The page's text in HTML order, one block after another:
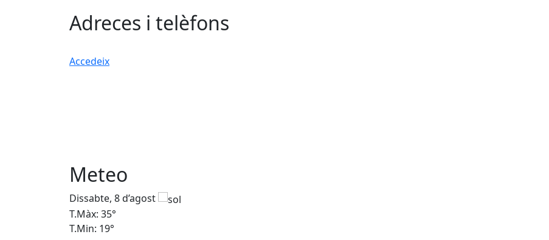
Adreces i telèfons
Accedeix
Meteo
Dissabte, 8 d’agost
T.Màx: 35°
T.Min: 19°